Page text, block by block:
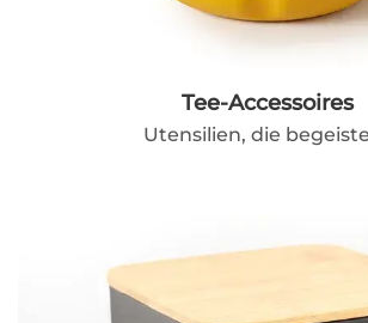
Tee-Accessoires
Utensilien, die